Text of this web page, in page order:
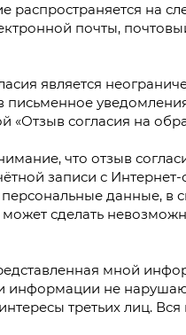
распространяется на
почты,
является
письменное
«Отзыв согласия на
что отзыв
записи с
данные, в
сделать
мной
информации не
третьих лиц.